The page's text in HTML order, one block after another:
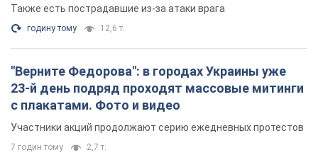
Также есть пострадавшие из-за атаки врага
годину тому 12,6 т.
"Верните Федорова": в городах Украины уже
23-й день подряд проходят массовые митинги
с плакатами. Фото и видео
Участники акций продолжают серию ежедневных протестов
7 годин тому 2,7 т.